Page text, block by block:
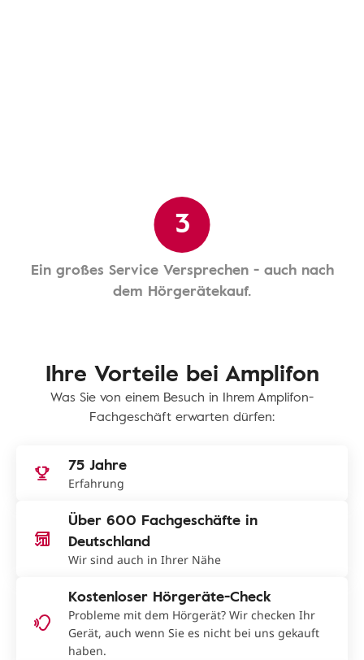
3
Ein großes Service Versprechen - auch nach
dem Hörgerätekauf.
Ihre Vorteile bei Amplifon
Was Sie von einem Besuch in Ihrem Amplifon-
Fachgeschäft erwarten dürfen:
75 Jahre
Erfahrung
Über 600 Fachgeschäfte in
Deutschland
Wir sind auch in Ihrer Nähe
Kostenloser Hörgeräte-Check
Probleme mit dem Hörgerät? Wir checken Ihr
Gerät, auch wenn Sie es nicht bei uns gekauft
haben.